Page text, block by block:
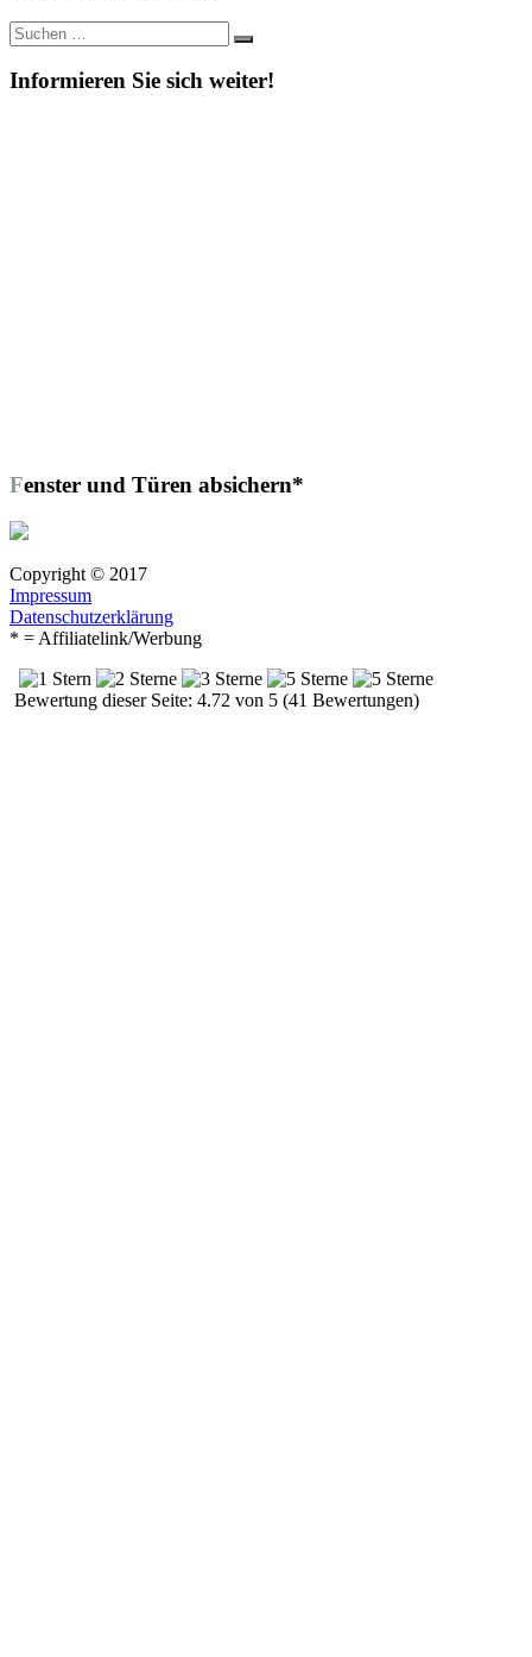
Suche
nach:
Suchen
Informieren Sie sich weiter!
Fenster und Türen absichern*
Copyright © 2017
Impressum
Datenschutzerklärung
* = Affiliatelink/Werbung
Bewertung dieser Seite: 4.72 von 5 (41 Bewertungen)